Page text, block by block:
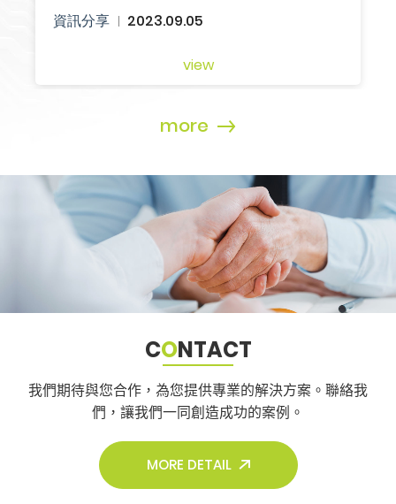
資訊分享 2023.09.05
more
CONTACT
我們期待與您合作，為您提供專業的解決方案。 聯絡我
們，讓我們一同創造成功的案例。
MORE DETAIL